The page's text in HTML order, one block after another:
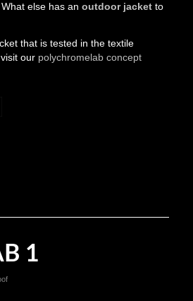
else has an outdoor jacketto
that is tested in the textile
our polychromelab concept
1